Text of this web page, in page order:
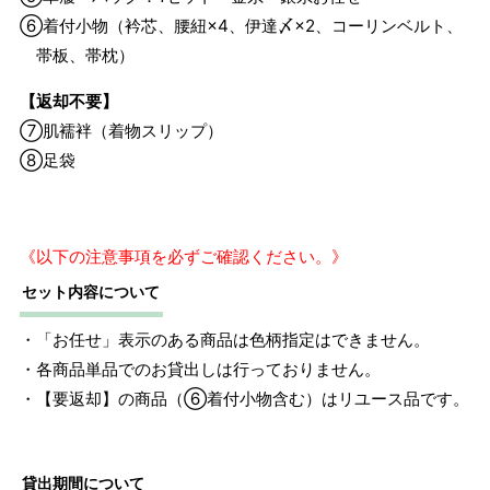
サイズ 身長目安 ヒップ目安 身丈
L ～168cm ～98cm
4尺3寸
1 寸法は鯨尺（くじらじゃく）寸法です。もともと鯨のひげ
⑥着付小物（衿芯、腰紐×4、伊達〆×2、コーリンベルト、
帯板、帯枕）
【返却不要】
⑦肌襦袢（着物スリップ）
⑧足袋
《以下の注意事項を必ずご確認ください。》
セット内容について
・「お任せ」表示のある商品は色柄指定はできません。
・各商品単品でのお貸出しは行っておりません。
・【要返却】の商品（⑥着付小物含む）はリユース品です。
貸出期間について